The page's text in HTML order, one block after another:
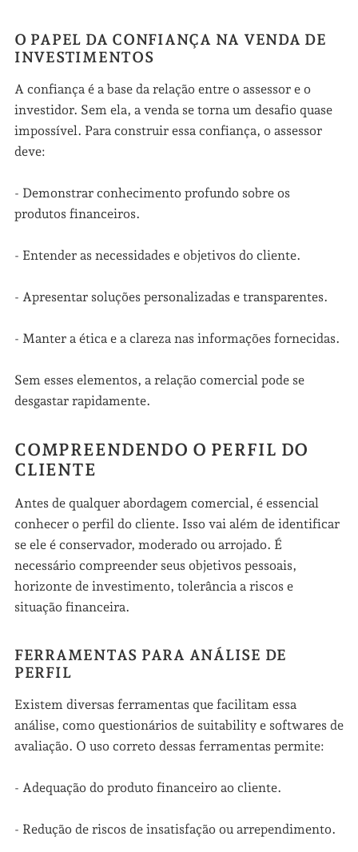
O PAPEL DA CONFIANÇA NA VENDA DE
INVESTIMENTOS
A confiança é a base da relação entre o assessor e o
investidor. Sem ela, a venda se torna um desafio quase
impossível. Para construir essa confiança, o assessor
deve:
- Demonstrar conhecimento profundo sobre os
produtos financeiros.
- Entender as necessidades e objetivos do cliente.
- Apresentar soluções personalizadas e transparentes.
- Manter a ética e a clareza nas informações fornecidas.
Sem esses elementos, a relação comercial pode se
desgastar rapidamente.
COMPREENDENDO O PERFIL DO
CLIENTE
Antes de qualquer abordagem comercial, é essencial
conhecer o perfil do cliente. Isso vai além de identificar
se ele é conservador, moderado ou arrojado. É
necessário compreender seus objetivos pessoais,
horizonte de investimento, tolerância a riscos e
situação financeira.
FERRAMENTAS PARA ANÁLISE DE
PERFIL
Existem diversas ferramentas que facilitam essa
análise, como questionários de suitability e softwares de
avaliação. O uso correto dessas ferramentas permite:
- Adequação do produto financeiro ao cliente.
- Redução de riscos de insatisfação ou arrependimento.